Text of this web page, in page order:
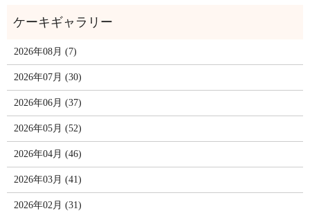
2026年08月 (7)
2026年07月 (30)
2026年06月 (37)
2026年05月 (52)
2026年04月 (46)
2026年03月 (41)
2026年02月 (31)